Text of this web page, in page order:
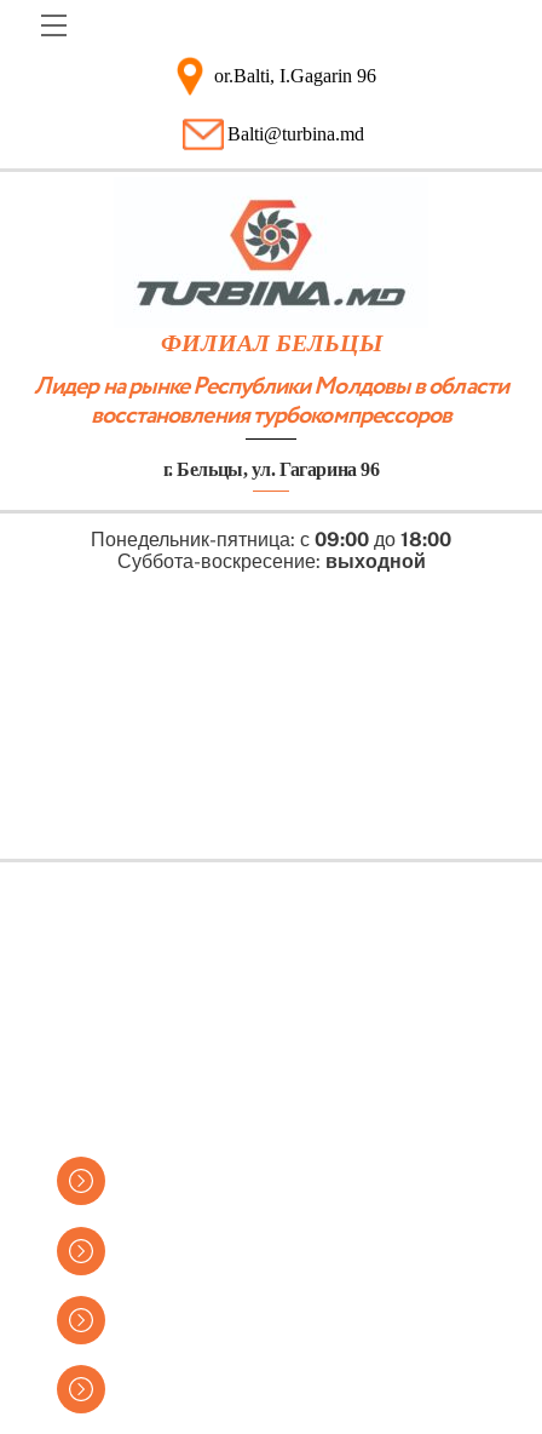
Menu
or.Balti, I.Gagarin 96
Balti@turbina.md
ФИЛИАЛ БЕЛЬЦЫ
Лидер на рынке Республики Молдовы в области
восстановления турбокомпрессоров
г. Бельцы, ул. Гагарина 96
Понедельник-пятница: с 09:00 до 18:00
Суббота-воскресение: выходной